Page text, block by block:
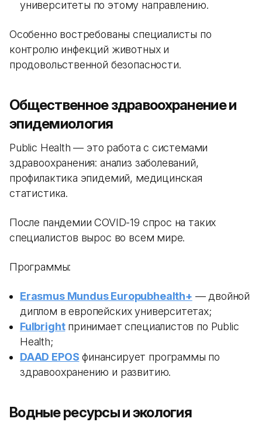
университеты по этому направлению.
Особенно востребованы специалисты по
контролю инфекций животных и
продовольственной безопасности.
Общественное здравоохранение и
эпидемиология
Public Health — это работа с системами
здравоохранения: анализ заболеваний,
профилактика эпидемий, медицинская
статистика.
После пандемии COVID-19 спрос на таких
специалистов вырос во всем мире.
Программы:
Erasmus Mundus Europubhealth+ — двойной
диплом в европейских университетах;
Fulbrightпринимает специалистов по Public
Health;
DAAD EPOS финансирует программы по
здравоохранению и развитию.
Водные ресурсы и экология